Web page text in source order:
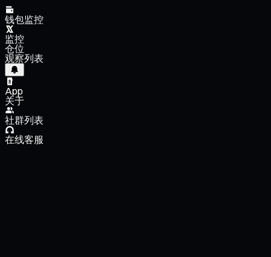
钱包监控
监控
仓位
观察列表
App
关于
社群列表
在线客服